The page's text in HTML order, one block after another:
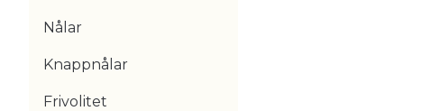
Nålar
Knappnålar
Frivolitet